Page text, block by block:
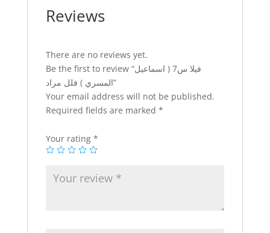
Reviews
There are no reviews yet.
Be the first to review “فيلا س7 ( اسماعيل
المسري ) فلل مراد”
Your email address will not be published.
Required fields are marked *
Your rating *